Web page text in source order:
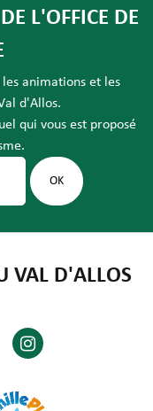
L'OFFICE DE
animations et les
d'Allos.
qui vous est proposé
VAL D'ALLOS